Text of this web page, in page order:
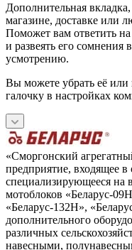
Дополнительная
магазине, доставке или
Поможет вам ответить
и развеять его сомнения
усмотрению.
Вы можете убрать её или
галочку в настройках
«Сморгонский
предприятие, входящее
специализирующееся на
мотоблоков «Беларус-
«Беларус-132Н»,
дополнительного
различных
навесными,